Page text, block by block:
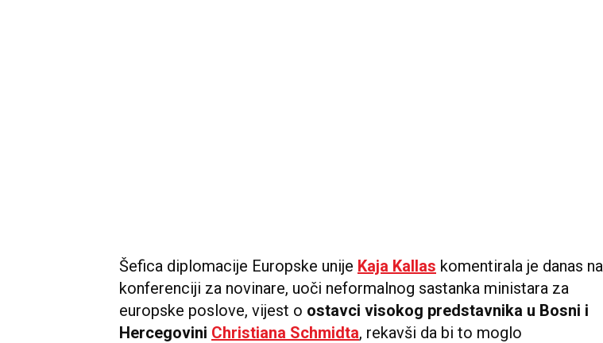
Šefica diplomacije Europske unije Kaja Kallas komentirala je danas na
konferenciji za novinare, uoči neformalnog sastanka ministara za
europske poslove, vijest o ostavci visokog predstavnika u Bosni i
Hercegovini Christiana Schmidta, rekavši da bi to moglo